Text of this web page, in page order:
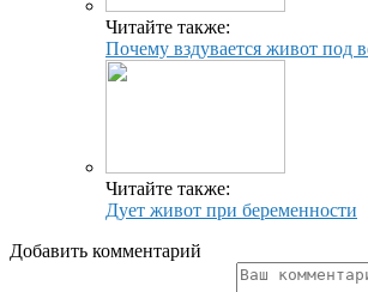
Читайте также:
Почему вздувается живот под
Читайте также:
Дует живот при беременности
Добавить комментарий